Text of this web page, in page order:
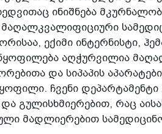
ინიშნება
მაღალკვალიფიციური
ექიმი ინტერნისტი,
აღჭურვილია
და სიპაპის
ჩვენი დეპარტამენტი
გულისხმიერებით, რაც
მადლიერებით